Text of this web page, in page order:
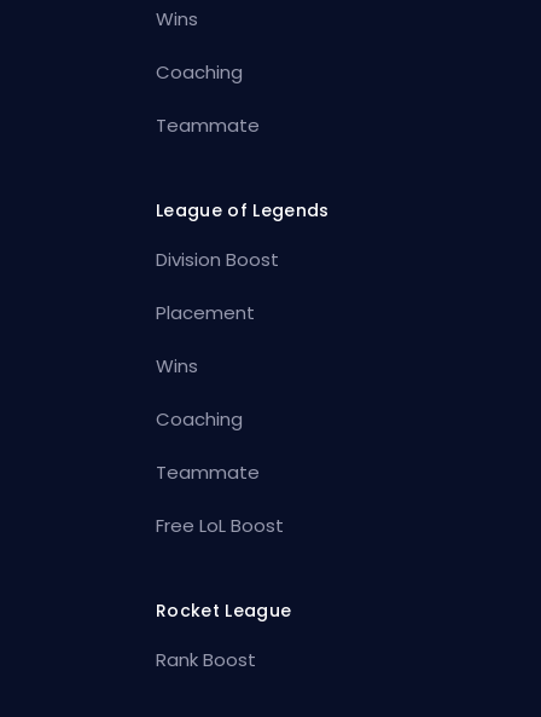
Wins
Coaching
Teammate
League of Legends
Division Boost
Placement
Wins
Coaching
Teammate
Free LoL Boost
Rocket League
Rank Boost